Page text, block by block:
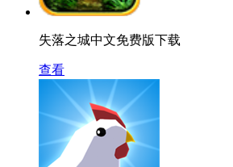
失落之城中文免费版下载
查看